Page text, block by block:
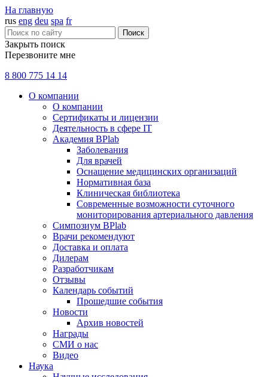
На главную
rus eng deu spa fr
Поиск
Закрыть поиск
Перезвоните мне
8 800 775 14 14
О компании
О компании
Сертификаты и лицензии
Деятельность в сфере IT
Академия BPlab
Заболевания
Для врачей
Оснащение медицинских организаций
Нормативная база
Клиническая библиотека
Современные возможности суточного
мониторирования артериального давления
Симпозиум BPlab
Врачи рекомендуют
Доставка и оплата
Дилерам
Разработчикам
Отзывы
Календарь событий
Прошедшие события
Новости
Архив новостей
Награды
СМИ о нас
Видео
Наука